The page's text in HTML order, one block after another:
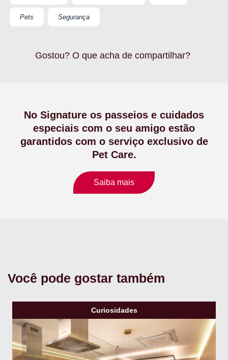
Pets Segurança
Gostou? O que acha de compartilhar?
No Signature os passeios e cuidados
especiais com o seu amigo estão
garantidos com o serviço exclusivo de
Pet Care.
Saiba mais
Você pode gostar também
Curiosidades